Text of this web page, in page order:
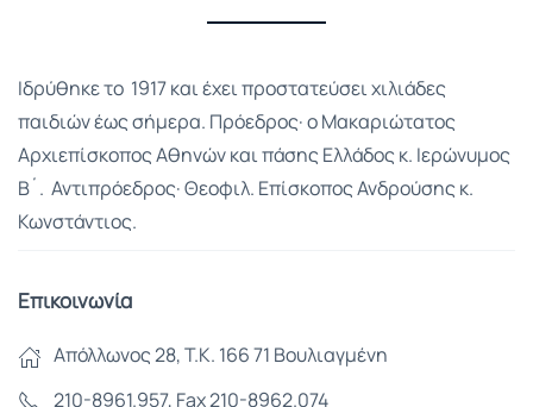
Ιδρύθηκε το 1917 και έχει προστατεύσει χιλιάδες
παιδιών έως σήμερα. Πρόεδρος· ο Μακαριώτατος
Αρχιεπίσκοπος Αθηνών και πάσης Ελλάδος κ. Ιερώνυμος
Β´. Αντιπρόεδρος· Θεοφιλ. Επίσκοπος Ανδρούσης κ.
Κωνστάντιος.
Επικοινωνία
Απόλλωνος 28, Τ.Κ. 166 71 Βουλιαγμένη
210-8961.957, Fax 210-8962.074